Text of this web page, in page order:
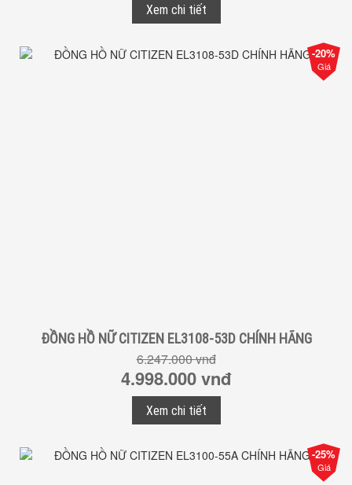
Xem chi tiết
-20%
Giá
ĐỒNG HỒ NỮ CITIZEN EL3108-53D CHÍNH HÃNG
6.247.000 vnđ
4.998.000 vnđ
Xem chi tiết
-25%
Giá